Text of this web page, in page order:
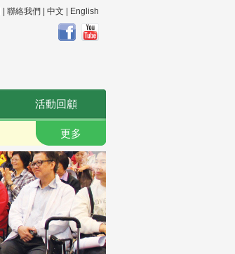
聯絡我們 中文 English
活動回顧
更多